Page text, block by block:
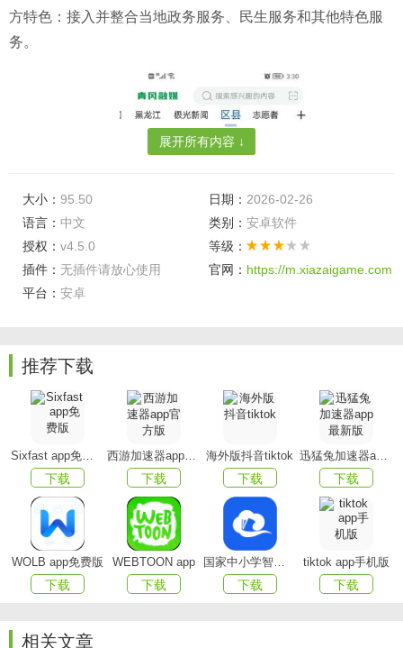
方特色：接入并整合当地政务服务、民生服务和其他特色服
务。
青冈融媒功能
播报全面
，在全省新闻播报的时候能全方位的进行播
报，用户在了解的时候也能从多个方面去了解；
个性化推荐
：你用得越多，我们推荐的越准，你关心
的，尽在眼前；
媒体订阅
：精心挑选近千家优质微信媒体，订阅丰富阅
展开所有内容 ↓
大小： 95.50 日期： 2026-02-26
语言： 中文 类别： 安卓软件
授权： v4.5.0
等级：
插件： 无插件请放心使用 官网： https://m.xiazaigame.com
平台： 安卓
推荐下载
Sixfast app免费版
下载
西游加速器app官方版
下载
海外版抖音tiktok
下载
迅猛兔加速器app最新版
下载
WOLB app免费版
下载
WEBTOON app
下载
国家中小学智慧教育平台app(智慧中小学)
下载
tiktok app手机版
下载
相关文章